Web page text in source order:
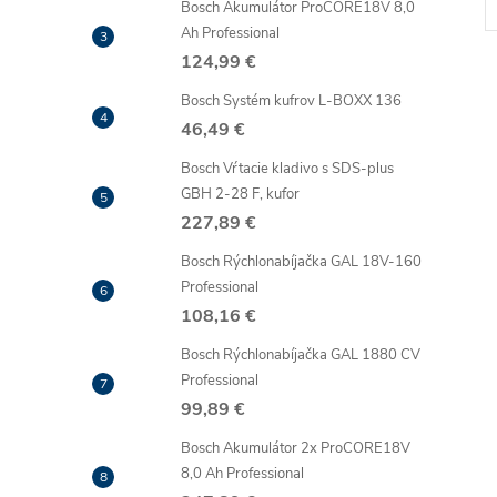
Bosch Akumulátor ProCORE18V 8,0
Ah Professional
124,99 €
Bosch Systém kufrov L-BOXX 136
46,49 €
Bosch Vŕtacie kladivo s SDS-plus
GBH 2-28 F, kufor
227,89 €
Bosch Rýchlonabíjačka GAL 18V-160
Professional
108,16 €
Bosch Rýchlonabíjačka GAL 1880 CV
Professional
99,89 €
Bosch Akumulátor 2x ProCORE18V
8,0 Ah Professional